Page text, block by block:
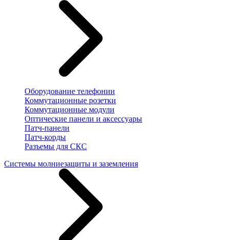
Оборудование телефонии
Коммутационные розетки
Коммутационные модули
Оптические панели и аксессуары
Патч-панели
Патч-корды
Разъемы для СКС
Системы молниезащиты и заземления